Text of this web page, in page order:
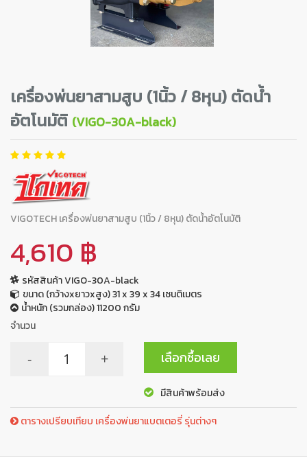
เครื่องพ่นยาสามสูบ (1นิ้ว / 8หุน) ตัดน้ำ
อัตโนมัติ (VIGO-30A-black)
VIGOTECH เครื่องพ่นยาสามสูบ (1นิ้ว / 8หุน) ตัดน้ำอัตโนมัติ
4,610 ฿
รหัสสินค้า VIGO-30A-black
ขนาด (กว้างxยาวxสูง) 31 x 39 x 34 เซนติเมตร
น้ำหนัก (รวมกล่อง) 11200 กรัม
จำนวน
- + เลือกซื้อเลย
มีสินค้าพร้อมส่ง
ตารางเปรียบเทียบ เครื่องพ่นยาแบตเตอรี่ รุ่นต่างๆ